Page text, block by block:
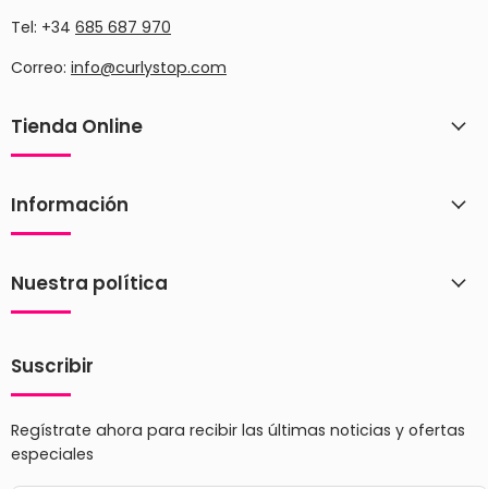
Tel: +34 685 687 970
Correo: info@curlystop.com
Tienda Online
Información
Nuestra política
Suscribir
Regístrate ahora para recibir las últimas noticias y ofertas
especiales